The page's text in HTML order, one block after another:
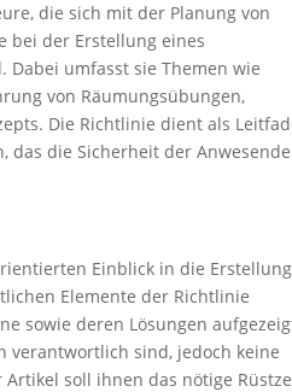
die sich mit der Planung von
bei der Erstellung eines
Dabei umfasst sie Themen wie
von Räumungsübungen,
Die Richtlinie dient als
das die Sicherheit der
Einblick in die Erstellung
Elemente der Richtlinie
sowie deren Lösungen
verantwortlich sind, jedoch keine
soll ihnen das nötige